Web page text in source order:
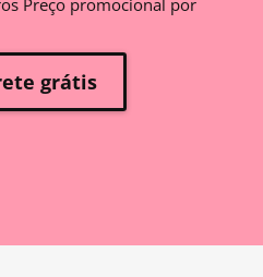
Preço promocional por
grátis